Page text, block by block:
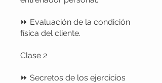
⏩ Evaluación de la condición
física del cliente.
Clase 2
⏩ Secretos de los ejercicios